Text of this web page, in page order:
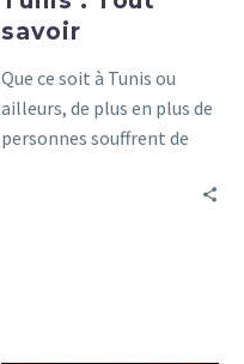
savoir
Que ce soit à Tunis ou
ailleurs, de plus en plus de
personnes souffrent de